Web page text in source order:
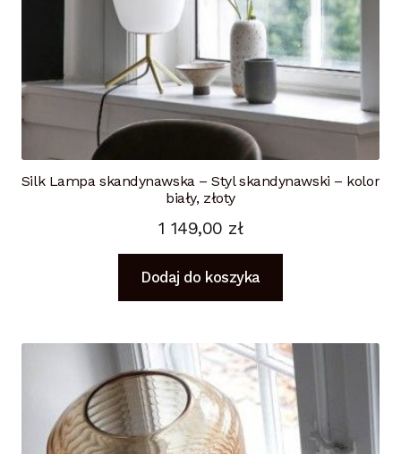
Silk Lampa skandynawska – Styl skandynawski – kolor
biały, złoty
1 149,00 zł
Dodaj do koszyka